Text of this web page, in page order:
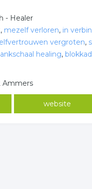
- Healer
, mezelf verloren, in
vergroten,
healing,
Ammers
website